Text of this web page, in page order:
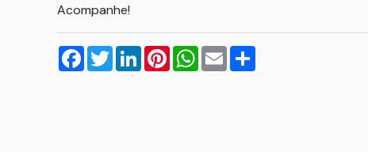
Acompanhe!
Facebook
TwitterLinkedInPinterestWhatsApp
Email